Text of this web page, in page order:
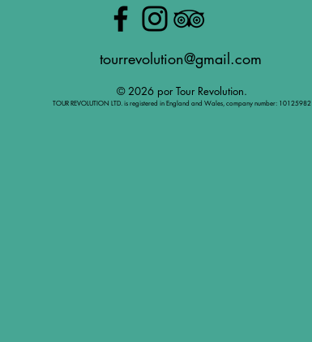
tourrevolution@gmail.com
© 2026 por Tour Revolution.
TOUR REVOLUTION LTD. is registered in England and Wales, company number: 10125982